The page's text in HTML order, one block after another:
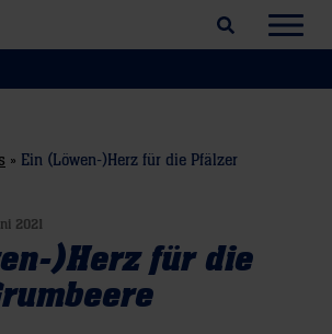
Suchfeld öffnen
» Ein (Löwen-)Herz für die Pfälzer
2021
)Herz für die